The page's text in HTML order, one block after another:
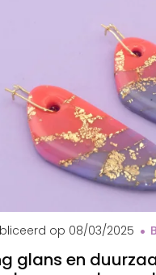
op 08/03/2025
glans en